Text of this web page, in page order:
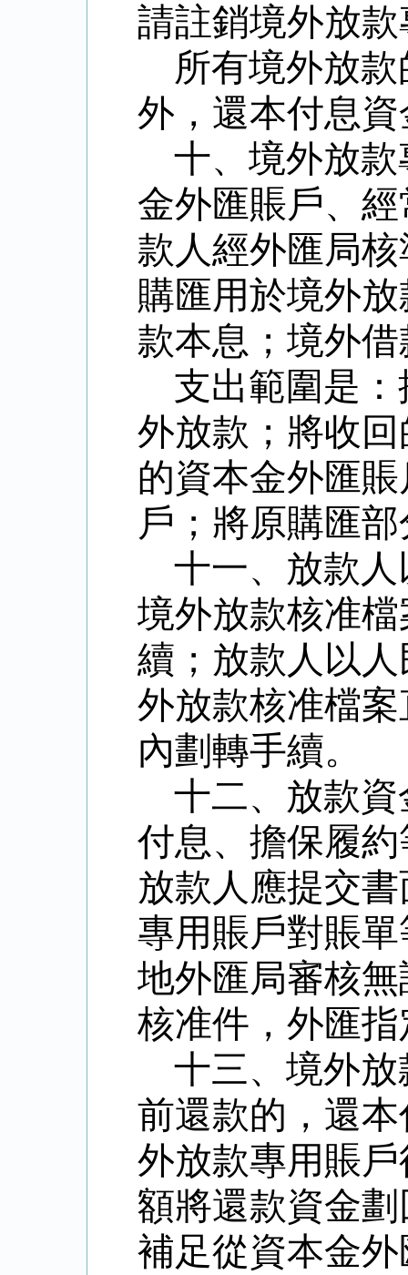
請註銷境外放
所有境外放
外，還本付息
十、境外放
金外匯賬戶、
款人經外匯局
購匯用於境外
款本息；境外
支出範圍是
外放款；將收
的資本金外匯
戶；將原購匯
十一、放款
境外放款核准
續；放款人以
外放款核准檔
內劃轉手續。
十二、放款
付息、擔保履
放款人應提交
專用賬戶對賬
地外匯局審核
核准件，外匯
十三、境外
前還款的，還
外放款專用賬
額將還款資金
補足從資本金